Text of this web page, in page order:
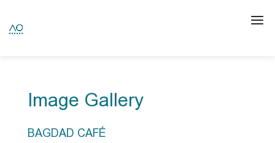
Image Gallery
BAGDAD CAFÉ